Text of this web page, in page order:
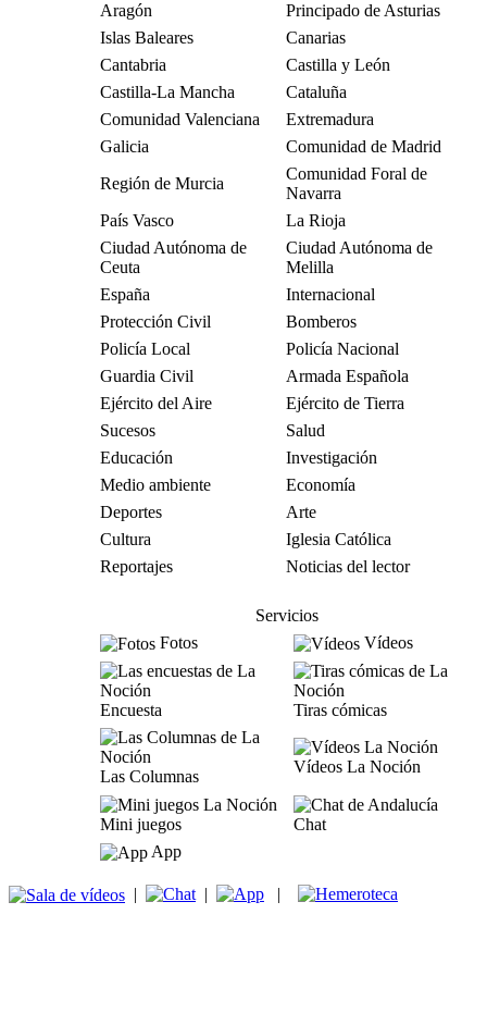
Aragón
Principado de Asturias
Islas Baleares
Canarias
Cantabria
Castilla y León
Castilla-La Mancha
Cataluña
Comunidad Valenciana
Extremadura
Galicia
Comunidad de Madrid
Región de Murcia
Comunidad Foral de
Navarra
País Vasco
La Rioja
Ciudad Autónoma de
Ceuta
Ciudad Autónoma de
Melilla
España
Internacional
Protección Civil
Bomberos
Policía Local
Policía Nacional
Guardia Civil
Armada Española
Ejército del Aire
Ejército de Tierra
Sucesos
Salud
Educación
Investigación
Medio ambiente
Economía
Deportes
Arte
Cultura
Iglesia Católica
Reportajes
Noticias del lector
Servicios
Fotos
Vídeos
Encuesta Tiras cómicas
Las Columnas
Vídeos La Noción
Mini juegos
Chat
App
| | |